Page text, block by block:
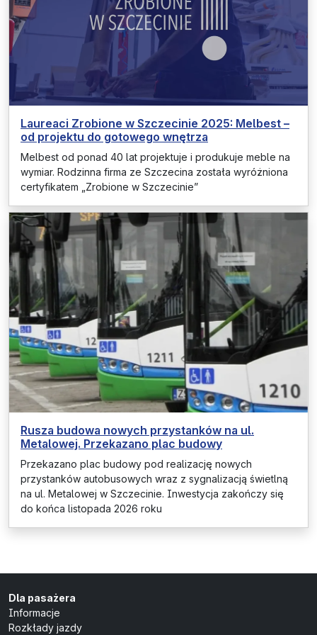
Laureaci Zrobione w Szczecinie 2025: Melbest –
od projektu do gotowego wnętrza
Melbest od ponad 40 lat projektuje i produkuje meble na
wymiar. Rodzinna firma ze Szczecina została wyróżniona
certyfikatem „Zrobione w Szczecinie”
Rusza budowa nowych przystanków na ul.
Metalowej. Przekazano plac budowy
Przekazano plac budowy pod realizację nowych
przystanków autobusowych wraz z sygnalizacją świetlną
na ul. Metalowej w Szczecinie. Inwestycja zakończy się
do końca listopada 2026 roku
Dla pasażera
Informacje
Rozkłady jazdy